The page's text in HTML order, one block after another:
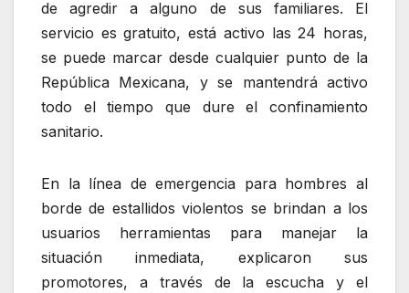
de agredir a alguno de sus familiares. El
servicio es gratuito, está activo las 24 horas,
se puede marcar desde cualquier punto de la
República Mexicana, y se mantendrá activo
todo el tiempo que dure el confinamiento
sanitario.
En la línea de emergencia para hombres al
borde de estallidos violentos se brindan a los
usuarios herramientas para manejar la
situación inmediata, explicaron sus
promotores, a través de la escucha y el